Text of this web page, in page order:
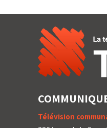
Télévision